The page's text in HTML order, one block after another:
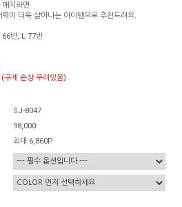
치하면
이 더욱 살아나는 아이템으로 추천드려요.
반, L 77반
구제 손상 우려있음)
SJ-8047
98,000
최대 6,860P